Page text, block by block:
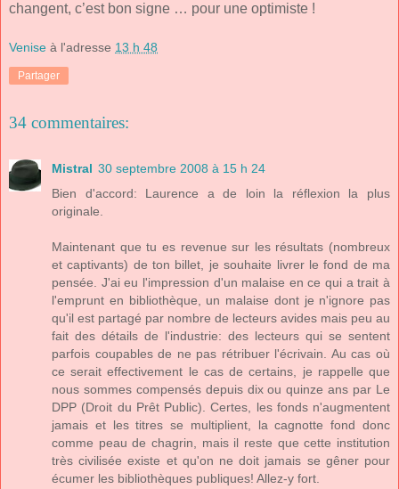
changent, c’est bon signe … pour une optimiste !
Venise à l'adresse 13 h 48
Partager
34 commentaires:
Mistral 30 septembre 2008 à 15 h 24
Bien d'accord: Laurence a de loin la réflexion la plus
originale.
Maintenant que tu es revenue sur les résultats (nombreux
et captivants) de ton billet, je souhaite livrer le fond de ma
pensée. J'ai eu l'impression d'un malaise en ce qui a trait à
l'emprunt en bibliothèque, un malaise dont je n'ignore pas
qu'il est partagé par nombre de lecteurs avides mais peu au
fait des détails de l'industrie: des lecteurs qui se sentent
parfois coupables de ne pas rétribuer l'écrivain. Au cas où
ce serait effectivement le cas de certains, je rappelle que
nous sommes compensés depuis dix ou quinze ans par Le
DPP (Droit du Prêt Public). Certes, les fonds n'augmentent
jamais et les titres se multiplient, la cagnotte fond donc
comme peau de chagrin, mais il reste que cette institution
très civilisée existe et qu'on ne doit jamais se gêner pour
écumer les bibliothèques publiques! Allez-y fort.